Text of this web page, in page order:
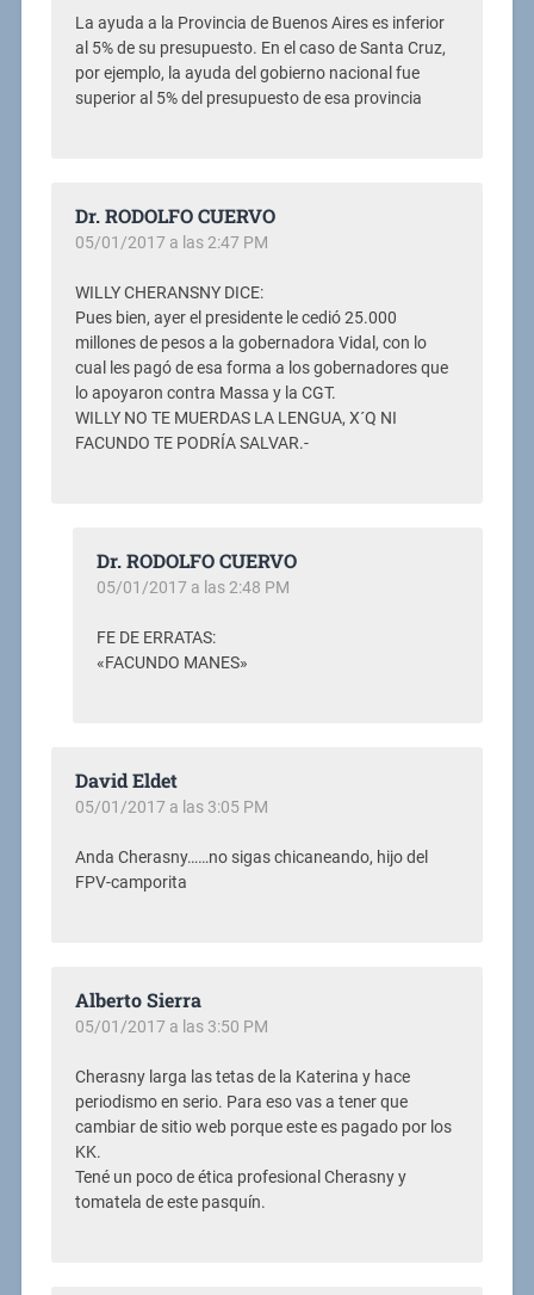
La ayuda a la Provincia de Buenos Aires es inferior
al 5% de su presupuesto. En el caso de Santa Cruz,
por ejemplo, la ayuda del gobierno nacional fue
superior al 5% del presupuesto de esa provincia
Dr. RODOLFO CUERVO
05/01/2017 a las 2:47 PM
WILLY CHERANSNY DICE:
Pues bien, ayer el presidente le cedió 25.000
millones de pesos a la gobernadora Vidal, con lo
cual les pagó de esa forma a los gobernadores que
lo apoyaron contra Massa y la CGT.
WILLY NO TE MUERDAS LA LENGUA, X´Q NI
FACUNDO TE PODRÍA SALVAR.-
Dr. RODOLFO CUERVO
05/01/2017 a las 2:48 PM
FE DE ERRATAS:
«FACUNDO MANES»
David Eldet
05/01/2017 a las 3:05 PM
Anda Cherasny……no sigas chicaneando, hijo del
FPV-camporita
Alberto Sierra
05/01/2017 a las 3:50 PM
Cherasny larga las tetas de la Katerina y hace
periodismo en serio. Para eso vas a tener que
cambiar de sitio web porque este es pagado por los
KK.
Tené un poco de ética profesional Cherasny y
tomatela de este pasquín.